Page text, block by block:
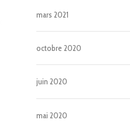
mars 2021
octobre 2020
juin 2020
mai 2020